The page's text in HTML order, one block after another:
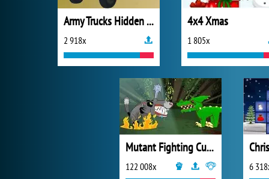
Army Trucks Hidden Letters
2 918x
4x4 Xmas
1 805x
Mutant Fighting Cup 2016
122 008x 6